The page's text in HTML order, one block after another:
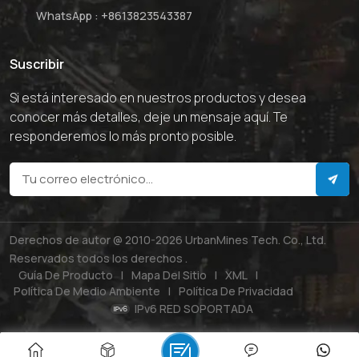
WhatsApp : +8613823543387
Suscribir
Si está interesado en nuestros productos y desea
conocer más detalles, deje un mensaje aquí. Te
responderemos lo más pronto posible.
Derechos de autor @ 2010-2026 UrbanMines Tech. Co., Ltd.
Reservados todos los derechos .
Guía De Producto | Mapa Del Sitio | XML
|
Política De Medio Ambiente |
Política De Privacidad
IPv6 RED SOPORTADA